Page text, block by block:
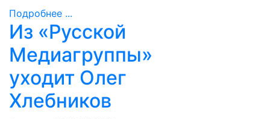
Подробнее ...
Из «Русской
Медиагруппы»
уходит Олег
Хлебников